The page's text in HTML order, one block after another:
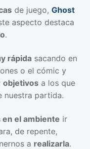
de juego, Ghost
aspecto destaca
.
rápida sacando en
o el cómic y
objetivos a los que
nuestra partida.
el ambiente ir
de repente,
a realizarla.